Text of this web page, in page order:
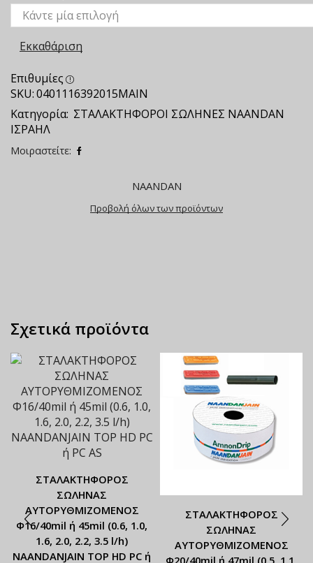
Εκκαθάριση
Επιθυμίες
SKU:0401116392015MAIN
Κατηγορία: ΣΤΑΛΑΚΤΗΦΟΡΟΙ ΣΩΛΗΝΕΣ NAANDAN
ΙΣΡΑΗΛ
Μοιραστείτε:
NAANDAN
Προβολή όλων των προϊόντων
Σχετικά προϊόντα
ΣΤΑΛΑΚΤΗΦΟΡΟΣ
ΣΩΛΗΝΑΣ
ΑΥΤΟΡΥΘΜΙΖΟΜΕΝΟΣ
Φ16/40mil ή 45mil (0.6, 1.0,
1.6, 2.0, 2.2, 3.5 l/h)
NAANDANJAIN TOP HD PC ή
ΣΤΑΛΑΚΤΗΦΟΡΟΣ
ΣΩΛΗΝΑΣ
ΑΥΤΟΡΥΘΜΙΖΟΜΕΝΟΣ